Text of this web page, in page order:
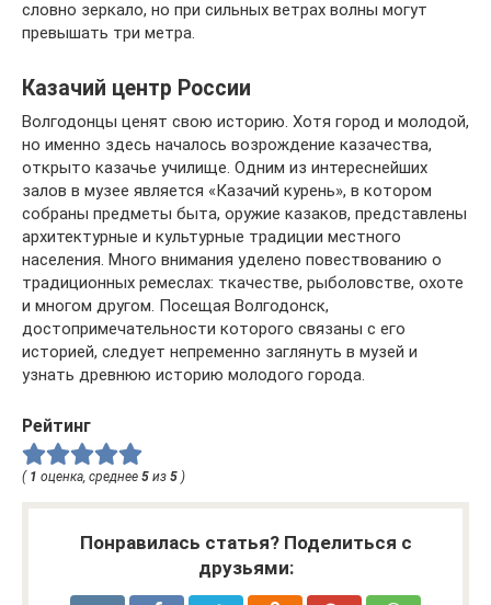
словно зеркало, но при сильных ветрах волны могут
превышать три метра.
Казачий центр России
Волгодонцы ценят свою историю. Хотя город и молодой,
но именно здесь началось возрождение казачества,
открыто казачье училище. Одним из интереснейших
залов в музее является «Казачий курень», в котором
собраны предметы быта, оружие казаков, представлены
архитектурные и культурные традиции местного
населения. Много внимания уделено повествованию о
традиционных ремеслах: ткачестве, рыболовстве, охоте
и многом другом. Посещая Волгодонск,
достопримечательности которого связаны с его
историей, следует непременно заглянуть в музей и
узнать древнюю историю молодого города.
Рейтинг
( 1 оценка, среднее 5 из 5 )
Понравилась статья? Поделиться с
друзьями: